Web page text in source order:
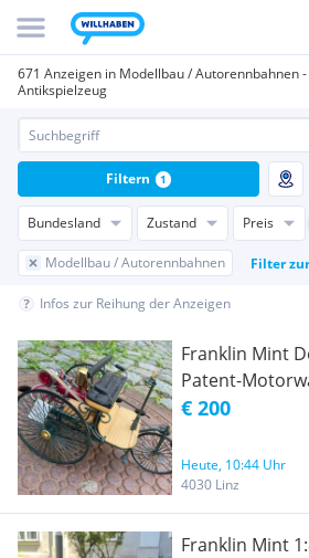
671 Anzeigen in Modellbau / Autorennbahnen -
Antikspielzeug
Bundesland Zustand Preis
Modellbau / Autorennbahnen Filter
Filtern 1
Infos zur Reihung der Anzeigen
Franklin Mint
Patent-
1:8
€ 200
Heute, 10:44 Uhr
4030 Linz
Franklin Mint